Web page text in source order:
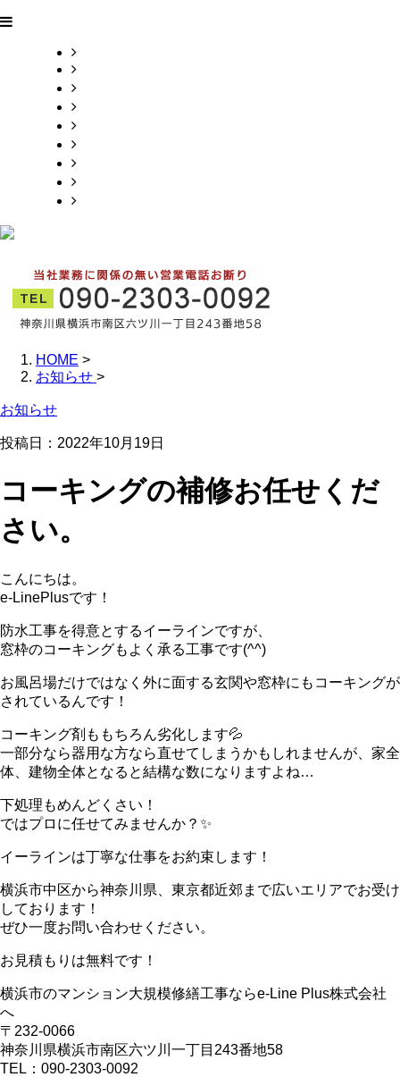
HOME >
お知らせ >
お知らせ
投稿日：2022年10月19日
コーキングの補修お任せくだ
さい。
こんにちは。
e-LinePlusです！
防水工事を得意とするイーラインですが、
窓枠のコーキングもよく承る工事です(^^)
お風呂場だけではなく外に面する玄関や窓枠にもコーキングが
されているんです！
コーキング剤ももちろん劣化します💦
一部分なら器用な方なら直せてしまうかもしれませんが、家全
体、建物全体となると結構な数になりますよね…
下処理もめんどくさい！
ではプロに任せてみませんか？✨
イーラインは丁寧な仕事をお約束します！
横浜市中区から神奈川県、東京都近郊まで広いエリアでお受け
しております！
ぜひ一度お問い合わせください。
お見積もりは無料です！
横浜市のマンション大規模修繕工事ならe-Line Plus株式会社
へ
〒232-0066
神奈川県横浜市南区六ツ川一丁目243番地58
TEL：090-2303-0092